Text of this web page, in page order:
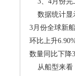
数据统计显
3月份全球新
环比上升
数量同比下降
从船型来看